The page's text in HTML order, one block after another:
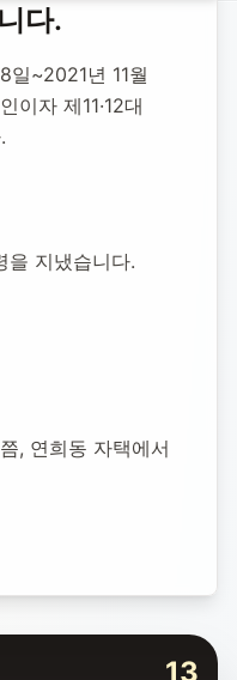
령
12대
23,418
다.
일~2021년 11월
이자 제11·12대
을 지냈습니다.
, 연희동 자택에서
13